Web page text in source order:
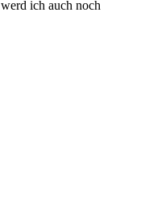
ich auch noch